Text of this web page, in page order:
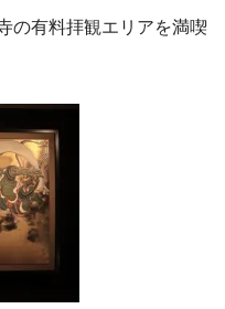
の有料拝観エリアを満喫